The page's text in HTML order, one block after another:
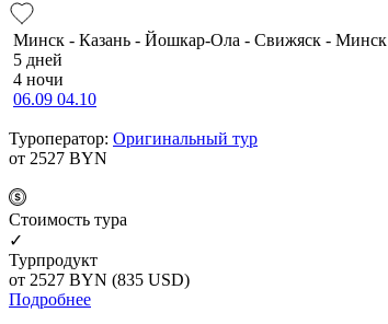
Минск - Казань - Йошкар-Ола - Свижяск - Минск
5 дней
4 ночи
06.09 04.10
Туроператор: Оригинальный тур
от 2527 BYN
Cтоимость тура
✓
Турпродукт
от 2527 BYN (835 USD)
Подробнее